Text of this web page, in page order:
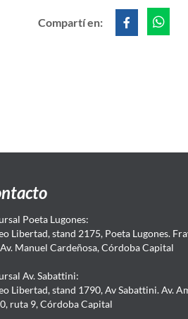
Compartí en:
Poeta Lugones:
Libertad, stand 2175, Poeta Lugones.
Manuel Cardeñosa, Córdoba Capital
Av. Sabattini:
Libertad, stand 1790, Av Sabattini. Av.
ruta 9, Córdoba Capital